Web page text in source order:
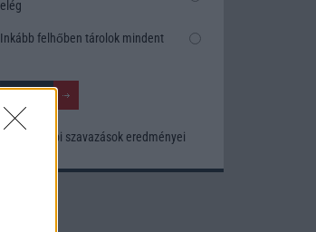
elég
Inkább felhőben tárolok mindent
Korábbi szavazások eredményei